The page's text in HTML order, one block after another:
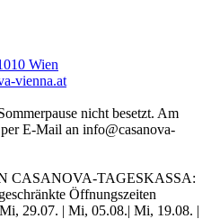
Wien
vienna.at
nicht besetzt. Am
E-Mail an info@casanova-
CASANOVA-TAGESKASSA:
Öffnungszeiten
29.07. | Mi, 05.08.| Mi, 19.08. |